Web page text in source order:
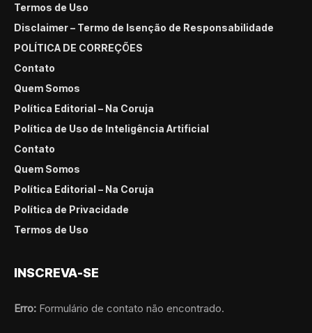
Termos de Uso
Disclaimer – Termo de Isenção de Responsabilidade
POLÍTICA DE CORREÇÕES
Contato
Quem Somos
Política Editorial – Na Coruja
Política de Uso de Inteligência Artificial
Contato
Quem Somos
Política Editorial – Na Coruja
Política de Privacidade
Termos de Uso
INSCREVA-SE
Erro: Formulário de contato não encontrado.